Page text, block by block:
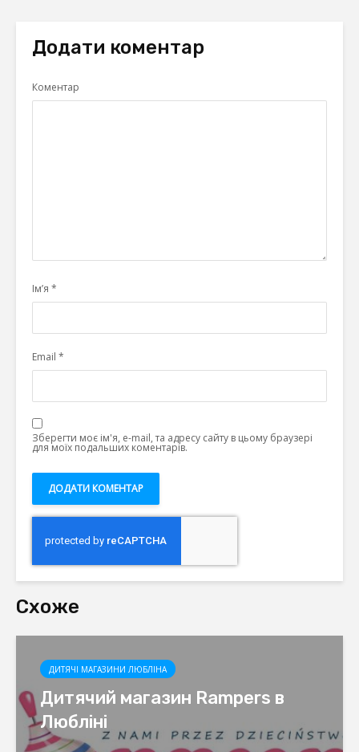
Додати коментар
Коментар
Ім’я *
Email *
Зберегти моє ім'я, e-mail, та адресу сайту в цьому браузері
для моїх подальших коментарів.
Схоже
ДИТЯЧІ МАГАЗИНИ ЛЮБЛІНА
Дитячий магазин Rampers в
Любліні